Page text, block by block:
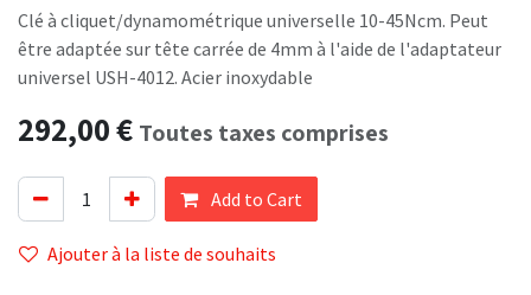
Clé à cliquet/dynamométrique universelle 10-45Ncm. Peut
être adaptée sur tête carrée de 4mm à l'aide de l'adaptateur
universel USH-4012. Acier inoxydable
292,00€ Toutes taxes comprises
Add to Cart
Ajouter à la liste de souhaits